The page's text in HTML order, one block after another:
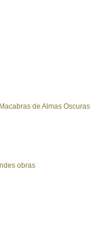
de Almas Oscuras
obras